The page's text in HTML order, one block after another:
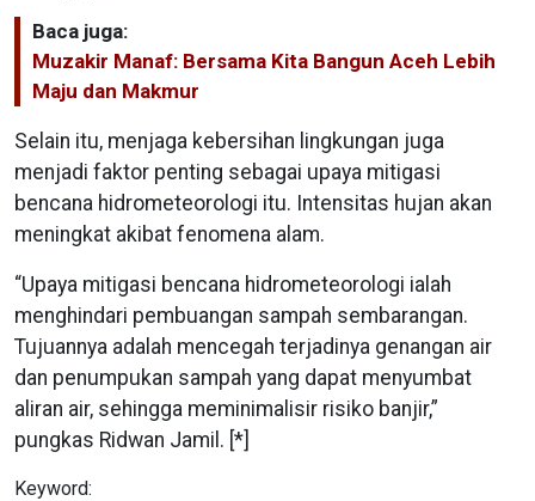
Baca juga:
Muzakir Manaf: Bersama Kita Bangun Aceh Lebih
Maju dan Makmur
Selain itu, menjaga kebersihan lingkungan juga
menjadi faktor penting sebagai upaya mitigasi
bencana hidrometeorologi itu. Intensitas hujan akan
meningkat akibat fenomena alam.
“Upaya mitigasi bencana hidrometeorologi ialah
menghindari pembuangan sampah sembarangan.
Tujuannya adalah mencegah terjadinya genangan air
dan penumpukan sampah yang dapat menyumbat
aliran air, sehingga meminimalisir risiko banjir,”
pungkas Ridwan Jamil. [*]
Keyword: